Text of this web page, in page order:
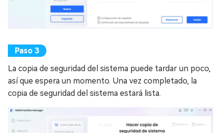
La copia de seguridad del sistema puede tardar un poco,
así que espera un momento. Una vez completado, la
copia de seguridad del sistema estará lista.